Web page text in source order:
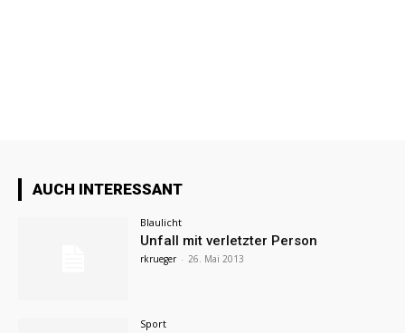
AUCH INTERESSANT
Blaulicht
Unfall mit verletzter Person
rkrueger - 26. Mai 2013
Sport